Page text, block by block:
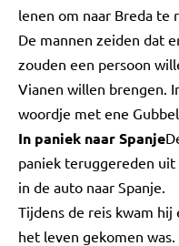
lenen om naar Breda te
De mannen zeiden dat
zouden een persoon
Vianen willen brengen.
woordje met ene
In paniek naar Spanje
paniek teruggereden uit
in de auto naar Spanje.
Tijdens de reis kwam
het leven gekomen